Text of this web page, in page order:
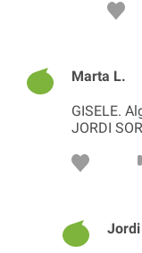
Marta L.
GISELE.
JORDI